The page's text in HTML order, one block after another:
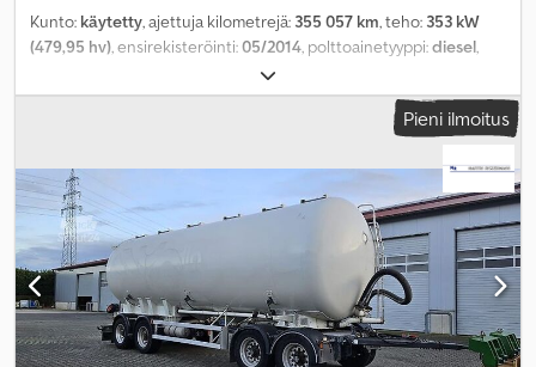
Kunto: käytetty, ajettuja kilometrejä: 355 057 km, teho: 353 kW
(479,95 hv), ensirekisteröinti:05/2014, polttoainetyyppi:diesel,
, maksimi kuormauspaino:
kokonaispaino:18 000 kg, akselikokoonpano:4x4, akseliväli:4 800
makuuhytti
teräs-ilma, istuimien määrä:2, vuoteiden määrä:2, Varusteet:ABS,
ajoneuvotietokone, elektroninen ajonvakautusjärjestelmä (ESP),
ilmastointi, keskuslukitus, luistonesto, neliveto, noesuodatin,
perävaunukytkin, pysäköintilämmitin, tasauspyörästön lukko,
vakionopeudensäädin
Pieni ilmoitus